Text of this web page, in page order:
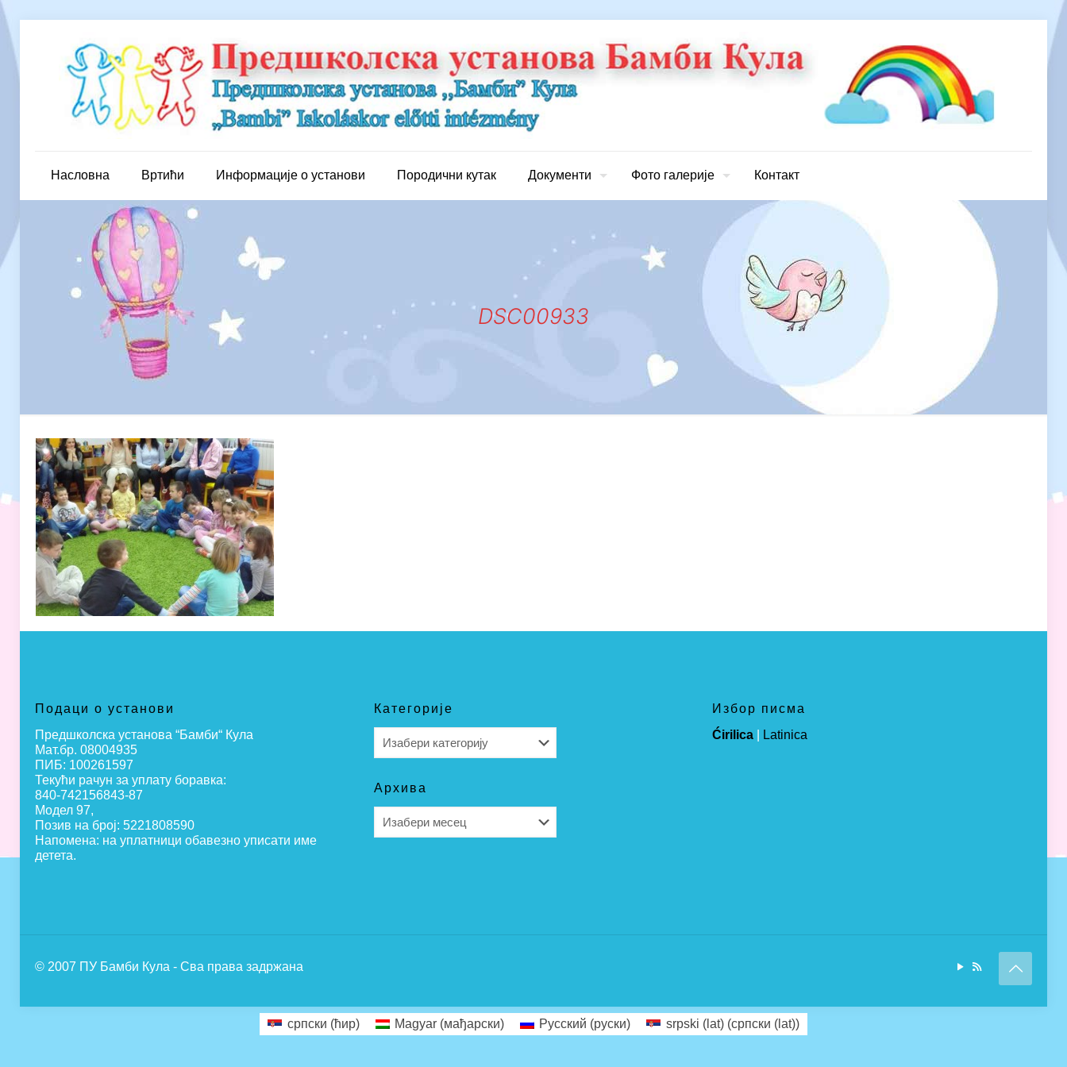
Насловна Вртићи Информације о установи Породични кутак Документи Фото галерије Контакт
DSC00933
Подаци о установи
Предшколска установа “Бамби“ Кула
Мат.бр. 08004935
ПИБ: 100261597
Текући рачун за уплату боравка:
840-742156843-87
Модел 97,
Позив на број: 5221808590
Напомена: на уплатници обавезно уписати име
детета.
Категорије
Архива
Избор писма
Ćirilica
Latinica
© 2007 ПУ Бамби Кула - Сва права задржана
српски (ћир) Magyar (мађарски) Русский (руски) srpski (lat)(српски (lat))